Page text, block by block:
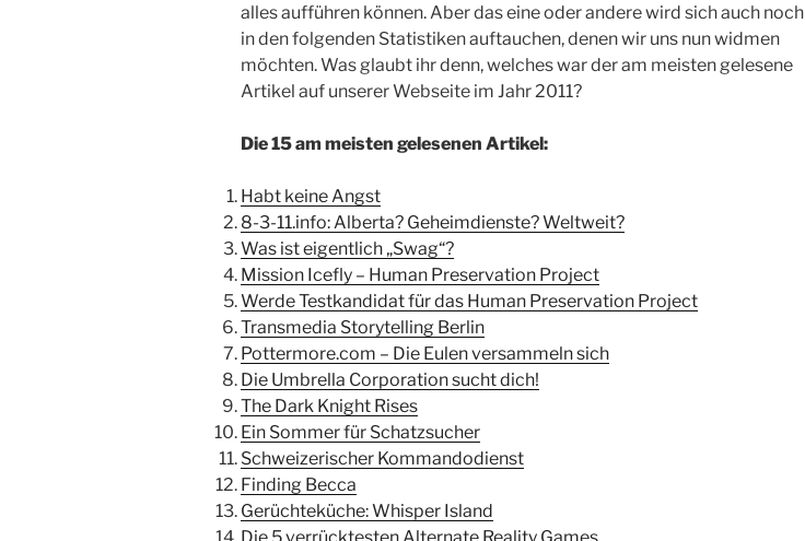
alles aufführen können. Aber das eine oder andere wird sich auch noch
in den folgenden Statistiken auftauchen, denen wir uns nun widmen
möchten. Was glaubt ihr denn, welches war der am meisten gelesene
Artikel auf unserer Webseite im Jahr 2011?
Die 15 am meisten gelesenen Artikel:
Habt keine Angst
8-3-11.info: Alberta? Geheimdienste? Weltweit?
Was ist eigentlich „Swag“?
Mission Icefly – Human Preservation Project
Werde Testkandidat für das Human Preservation Project
Transmedia Storytelling Berlin
Pottermore.com – Die Eulen versammeln sich
Die Umbrella Corporation sucht dich!
The Dark Knight Rises
Ein Sommer für Schatzsucher
Schweizerischer Kommandodienst
Finding Becca
Gerüchteküche: Whisper Island